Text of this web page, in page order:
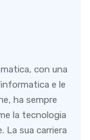
con una
e le
ha sempre
la tecnologia
La sua carriera